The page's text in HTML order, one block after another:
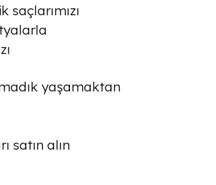
saçlarımızı
yaşamaktan
satın alın